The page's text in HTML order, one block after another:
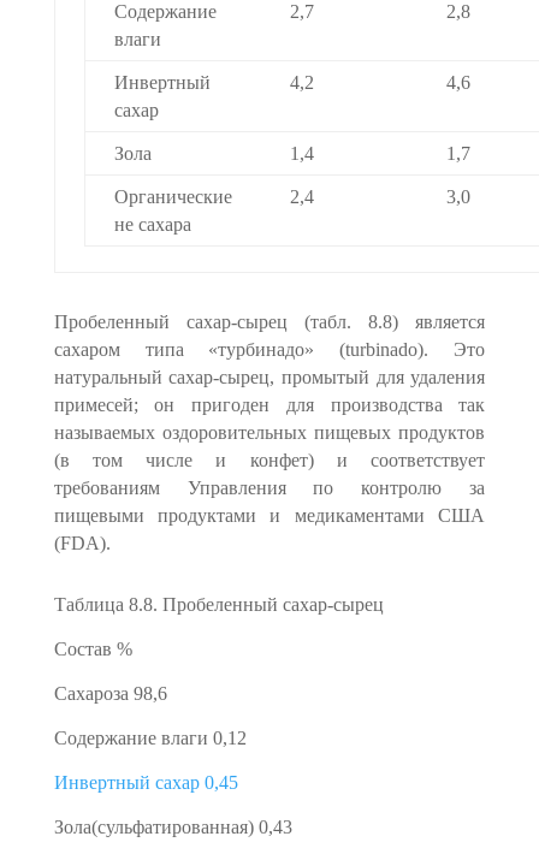
Содержание
влаги
2,7 2,8
Инвертный
сахар
4,2 4,6
Зола 1,4 1,7
Органические
не сахара
2,4 3,0
Пробеленный сахар-сырец (табл. 8.8) является
сахаром типа «турбинадо» (turbinado). Это
натуральный сахар-сырец, промытый для удаления
примесей; он пригоден для производства так
называемых оздоровительных пищевых продуктов
(в том числе и конфет) и соответствует
требованиям Управления по контролю за
пищевыми продуктами и медикаментами США
(FDA).
Таблица 8.8. Пробеленный сахар-сырец
Состав %
Сахароза 98,6
Содержание влаги 0,12
Инвертный сахар 0,45
Зола(сульфатированная) 0,43